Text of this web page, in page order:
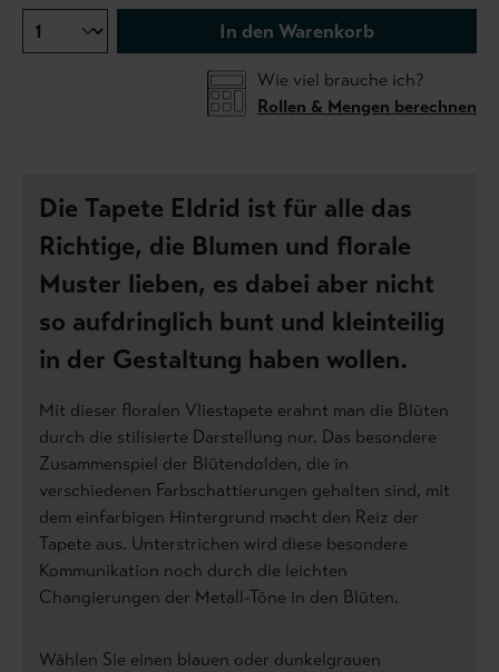
In den Warenkorb
Wie viel brauche ich?
Rollen & Mengen berechnen
Die Tapete Eldrid ist für alle das
Richtige, die Blumen und florale
Muster lieben, es dabei aber nicht
so aufdringlich bunt und kleinteilig
in der Gestaltung haben wollen.
Mit dieser floralen Vliestapete erahnt man die Blüten
durch die stilisierte Darstellung nur. Das besondere
Zusammenspiel der Blütendolden, die in
verschiedenen Farbschattierungen gehalten sind, mit
dem einfarbigen Hintergrund macht den Reiz der
Tapete aus. Unterstrichen wird diese besondere
Kommunikation noch durch die leichten
Changierungen der Metall-Töne in den Blüten.
Wählen Sie einen blauen oder dunkelgrauen